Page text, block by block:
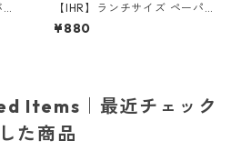
【IHR】ランチサイズ ペーパ
ーナプキン EMOTION DOGS
ホワイト Anita Jeram 20枚
¥880
Items｜最近チェック
した商品